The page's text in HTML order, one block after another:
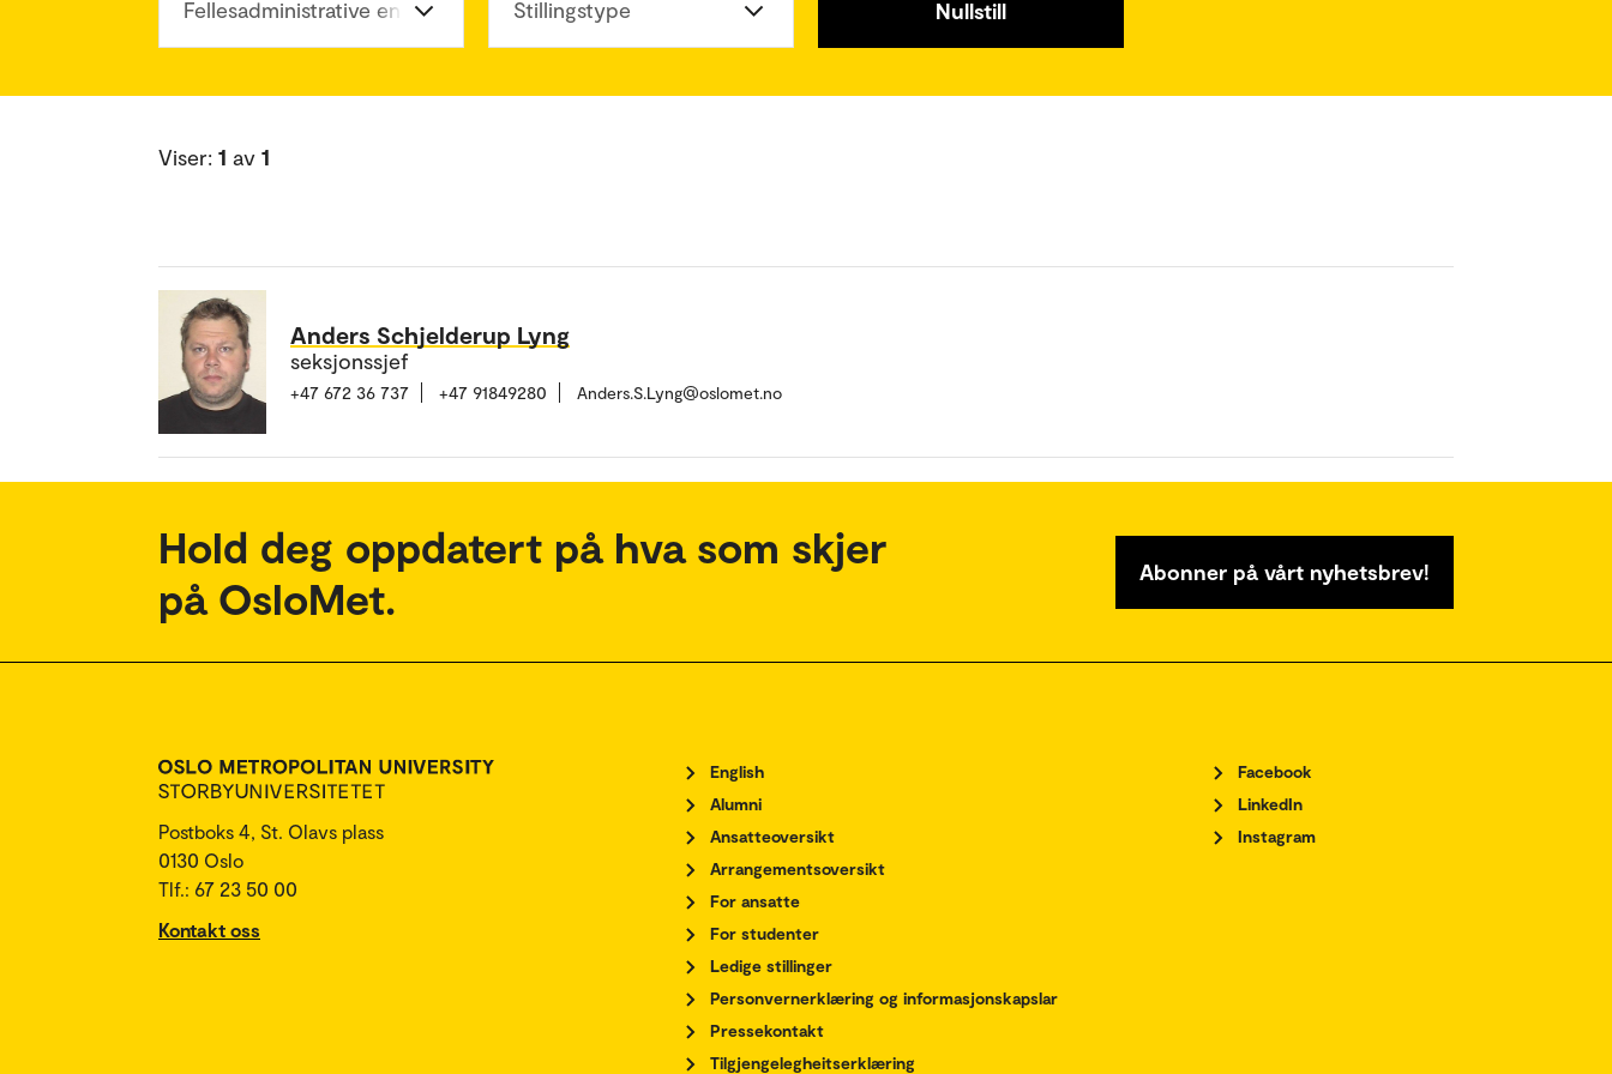
Fellesadministrative enheter Stillingstype Nullstill
Viser: 1 av 1
Anders Schjelderup Lyng
seksjonssjef
+47 672 36 737 +47 91849280 Anders.S.Lyng@oslomet.no
Hold deg oppdatert på hva som skjer
på OsloMet.
Abonner på vårt nyhetsbrev!
Postboks 4, St. Olavs plass
0130 Oslo
Tlf.: 67 23 50 00
Kontakt oss
English
Alumni
Ansatteoversikt
Arrangementsoversikt
For ansatte
For studenter
Ledige stillinger
Personvernerklæring og informasjonskapslar
Pressekontakt
Tilgjengelegheitserklæring
Facebook
LinkedIn
Instagram